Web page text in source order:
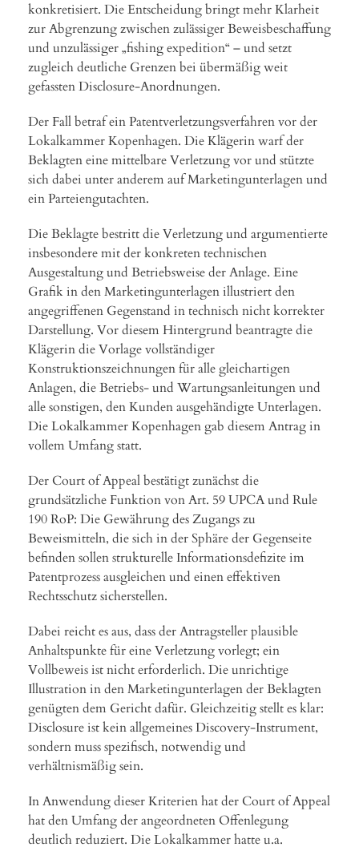
konkretisiert. Die Entscheidung bringt mehr Klarheit
zur Abgrenzung zwischen zulässiger Beweisbeschaffung
und unzulässiger „fishing expedition“ – und setzt
zugleich deutliche Grenzen bei übermäßig weit
gefassten Disclosure-Anordnungen.
Der Fall betraf ein Patentverletzungsverfahren vor der
Lokalkammer Kopenhagen. Die Klägerin warf der
Beklagten eine mittelbare Verletzung vor und stützte
sich dabei unter anderem auf Marketingunterlagen und
ein Parteiengutachten.
Die Beklagte bestritt die Verletzung und argumentierte
insbesondere mit der konkreten technischen
Ausgestaltung und Betriebsweise der Anlage. Eine
Grafik in den Marketingunterlagen illustriert den
angegriffenen Gegenstand in technisch nicht korrekter
Darstellung. Vor diesem Hintergrund beantragte die
Klägerin die Vorlage vollständiger
Konstruktionszeichnungen für alle gleichartigen
Anlagen, die Betriebs- und Wartungsanleitungen und
alle sonstigen, den Kunden ausgehändigte Unterlagen.
Die Lokalkammer Kopenhagen gab diesem Antrag in
vollem Umfang statt.
Der Court of Appeal bestätigt zunächst die
grundsätzliche Funktion von Art. 59 UPCA und Rule
190 RoP: Die Gewährung des Zugangs zu
Beweismitteln, die sich in der Sphäre der Gegenseite
befinden sollen strukturelle Informationsdefizite im
Patentprozess ausgleichen und einen effektiven
Rechtsschutz sicherstellen.
Dabei reicht es aus, dass der Antragsteller plausible
Anhaltspunkte für eine Verletzung vorlegt; ein
Vollbeweis ist nicht erforderlich. Die unrichtige
Illustration in den Marketingunterlagen der Beklagten
genügten dem Gericht dafür. Gleichzeitig stellt es klar:
Disclosure ist kein allgemeines Discovery-Instrument,
sondern muss spezifisch, notwendig und
verhältnismäßig sein.
In Anwendung dieser Kriterien hat der Court of Appeal
hat den Umfang der angeordneten Offenlegung
deutlich reduziert. Die Lokalkammer hatte u.a.